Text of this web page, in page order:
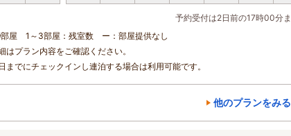
予約受付は2日前の17時00分
1～3部屋：残室数 ー：部屋提供なし
プラン内容をご確認ください。
でにチェックインし連泊する場合は利用可能です。
他のプランをみる